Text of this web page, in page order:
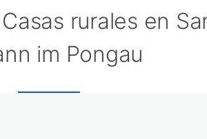
rurales en
im Pongau